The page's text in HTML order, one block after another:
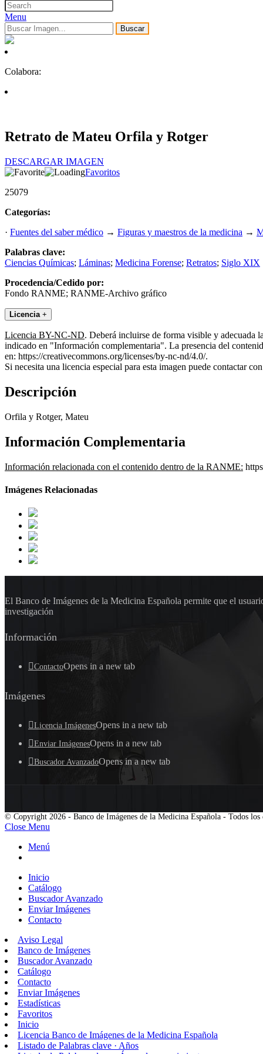
Menu
Buscar
Colabora:
Retrato de Mateu Orfila y Rotger
DESCARGAR IMAGEN
Favoritos
25079
Categorías:
· Fuentes del saber médico → Figuras y maestros de la medicina →
Palabras clave:
Ciencias Químicas; Láminas; Medicina Forense; Retratos; Siglo XIX
Procedencia/Cedido por:
Fondo RANME; RANME-Archivo gráfico
Licencia +
Licencia BY-NC-ND. Deberá incluirse de forma visible y adecuada
indicado en "Información complementaria". La presencia del
en: https://creativecommons.org/licenses/by-nc-nd/4.0/.
Si necesita una licencia especial para esta imagen puede contactar
Descripción
Orfila y Rotger, Mateu
Información Complementaria
Información relacionada con el contenido dentro de la RANME:
Imágenes Relacionadas
El Banco de Imágenes de la Medicina Española permite que el
investigación
Información
ContactoOpens in a new tab
Imágenes
Licencia ImágenesOpens in a new tab
Enviar ImágenesOpens in a new tab
Buscador AvanzadoOpens in a new tab
© Copyright 2026 - Banco de Imágenes de la Medicina Española - Todos los
Close Menu
Menú
Inicio
Catálogo
Buscador Avanzado
Enviar Imágenes
Contacto
Aviso Legal
Banco de Imágenes
Buscador Avanzado
Catálogo
Contacto
Enviar Imágenes
Estadísticas
Favoritos
Inicio
Licencia Banco de Imágenes de la Medicina Española
Listado de Palabras clave · Años